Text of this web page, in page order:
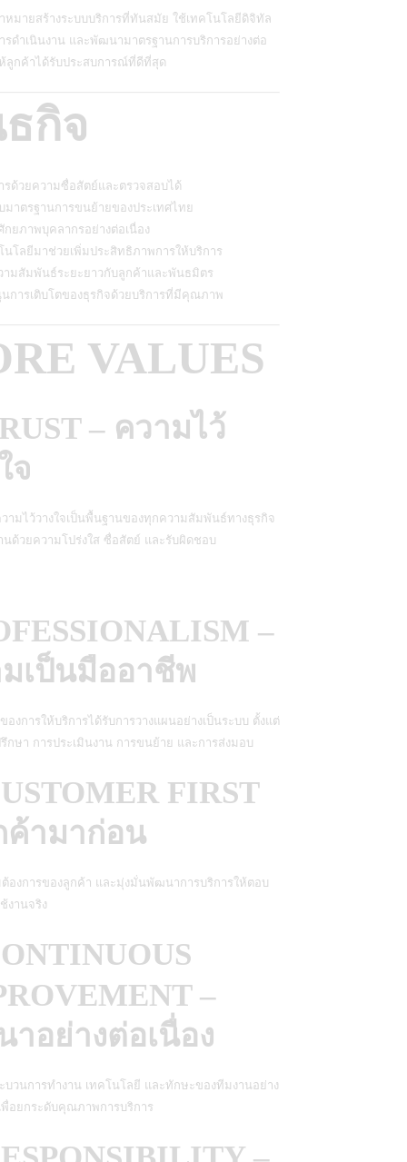
หมายสร้างระบบบริการที่ทันสมัย ใช้เทคโนโลยีดิจิทัล
ดำเนินงาน และพัฒนามาตรฐานการบริการอย่างต่อ
ห้ลูกค้าได้รับประสบการณ์ที่ดีที่สุด
กิจ
รด้วยความซื่อสัตย์และตรวจสอบได้
มาตรฐานการขนย้ายของประเทศไทย
ยภาพบุคลากรอย่างต่อเนื่อง
นโลยีมาช่วยเพิ่มประสิทธิภาพการให้บริการ
ามสัมพันธ์ระยะยาวกับลูกค้าและพันธมิตร
การเติบโตของธุรกิจด้วยบริการที่มีคุณภาพ
VALUES
– ความไว้
จ
วามไว้วางใจเป็นพื้นฐานของทุกความสัมพันธ์ทางธุรกิจ
นด้วยความโปร่งใส ซื่อสัตย์ และรับผิดชอบ
–
เป็นมืออาชีพ
งการให้บริการได้รับการวางแผนอย่างเป็นระบบ ตั้งแต่
กษา การประเมินงาน การขนย้าย และการส่งมอบ
FIRST
ค้ามาก่อน
องการของลูกค้า และมุ่งมั่นพัฒนาการบริการให้ตอบ
งานจริง
–
อย่างต่อเนื่อง
บวนการทำงาน เทคโนโลยี และทักษะของทีมงานอย่าง
พื่อยกระดับคุณภาพการบริการ